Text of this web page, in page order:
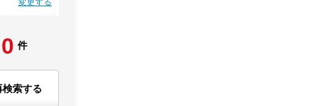
変更する
0 件
検索する